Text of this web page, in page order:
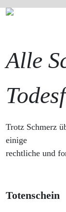
Alle
Trotz Schmerz
einige
rechtliche und
Totenschein